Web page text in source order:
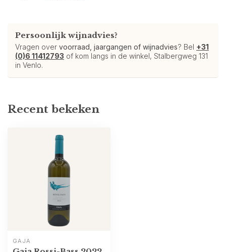
Persoonlijk wijnadvies?
Vragen over voorraad, jaargangen of wijnadvies? Bel +31
(0)6 11412793 of kom langs in de winkel, Stalbergweg 131
in Venlo.
Recent bekeken
GAJA